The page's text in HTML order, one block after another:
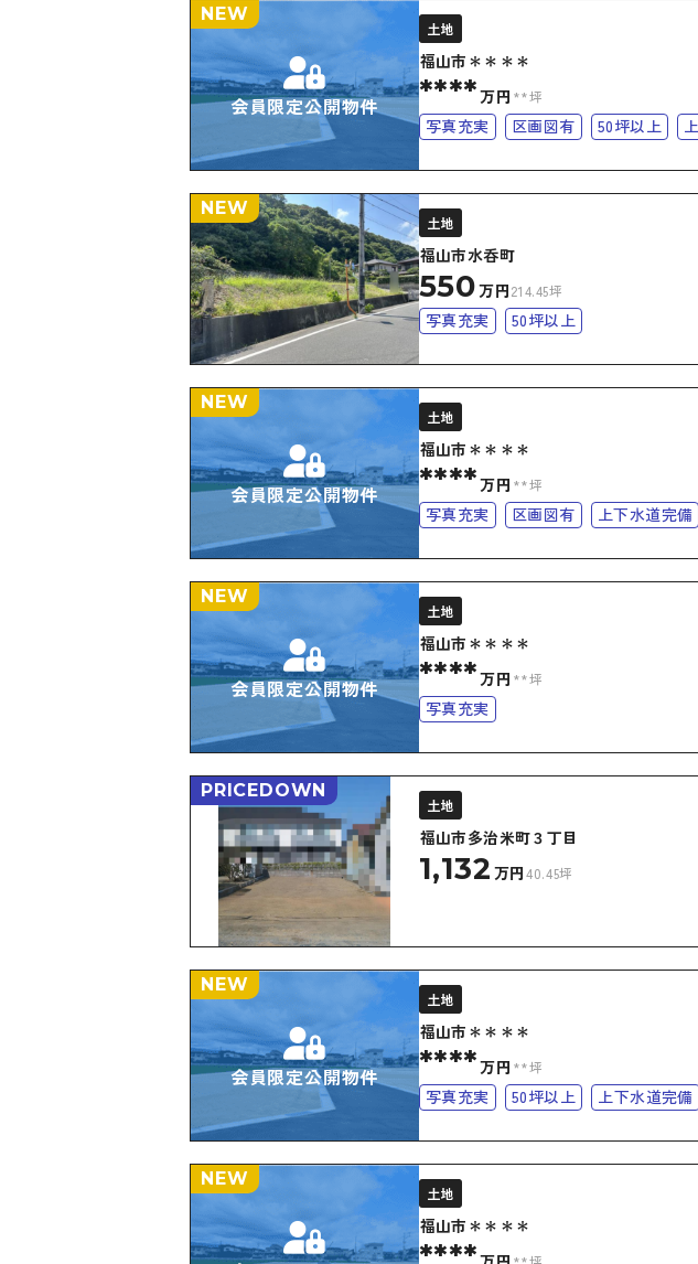
会員限定公開物件
NEW
土地
福山市＊＊＊＊
****万円 **坪
写真充実 区画図有 50坪以上
NEW
土地
福山市水呑町
550万円214.45坪
写真充実 50坪以上
会員限定公開物件
NEW
土地
福山市＊＊＊＊
****万円 **坪
写真充実 区画図有 上下水道完備
会員限定公開物件
NEW
土地
福山市＊＊＊＊
****万円 **坪
写真充実
PRICEDOWN
土地
福山市多治米町３丁目
1,132 万円40.45坪
会員限定公開物件
NEW
土地
福山市＊＊＊＊
****万円 **坪
写真充実 50坪以上 上下水道完備
NEW
土地
福山市＊＊＊＊